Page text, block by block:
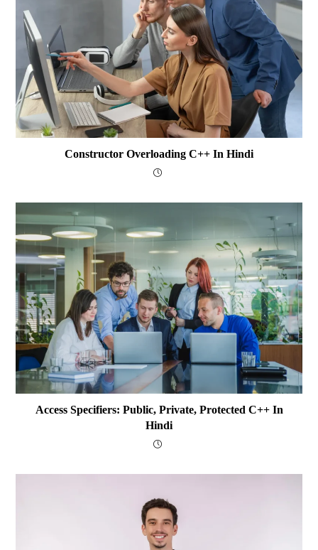
Constructor Overloading C++ In Hindi
Access Specifiers: Public, Private, Protected C++ In
Hindi